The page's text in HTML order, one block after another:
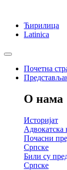
Ћирилица
Latinica
Почетна
О нама
Историјат
Адвокатска
Почасни
Српске
Били су
Српске